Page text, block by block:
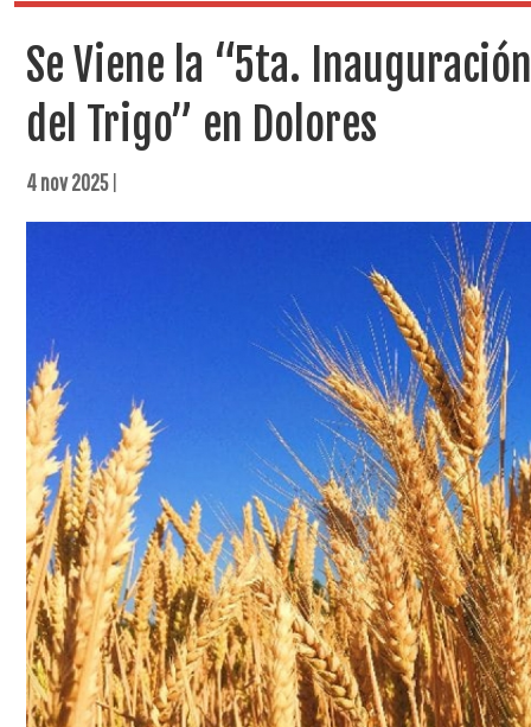
Se Viene la “5ta.
del Trigo” en Dolores
4 nov 2025|